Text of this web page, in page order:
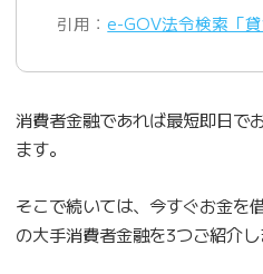
引用：e-GOV法令検索「
消費者金融であれば最短即日で
ます。
そこで続いては、今すぐお金を
の大手消費者金融を3つご紹介し